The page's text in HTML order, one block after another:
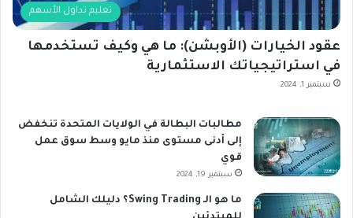
تعليم تداول الأسهم
عقود الخيارات (الأوبشن): ما هي وكيف تستخدمها
في استراتيجياتك الاستثمارية
سبتمبر 1, 2024
مطالبات البطالة في الولايات المتحدة تنخفض
إلى أدنى مستوى منذ مايو وسط سوق عمل
قوي
سبتمبر 19, 2024
ما هو الـ Swing Trading؟ دليلك الشامل